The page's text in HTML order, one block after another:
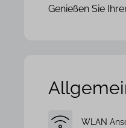
Genießen Sie
WLAN